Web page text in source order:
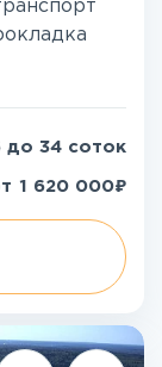
до 34 соток
1 620 000₽